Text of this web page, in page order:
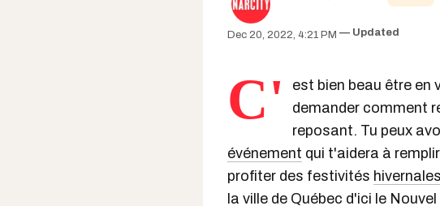
Dec 20, 2022, 4:21 PM Updated
C'
est bien beau être en
demander comment
reposant. Tu peux
événement qui t'aidera à
profiter des festivités hivernales
la ville de Québec d'ici le Nouvel